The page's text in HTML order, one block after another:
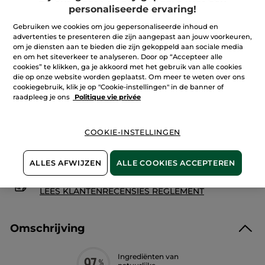
sterren.
Lees
Anti-
Anti-
wallen
oogcontourcrème
Aantal
IN WINKELMANDJE
Bezorging vanaf12/08
Niet tevreden? Geld terug!
Algemene Voorwaarden
LEES HIER DE ALGEMENE VOORWAARDEN
LEES KLANTENRECENSIES REGLEMENT
Omschrijving
Ingrediënten van
personaliseerde ervaring!
Gebruiken we cookies om jou gepersonaliseerde inhoud en
advertenties te presenteren die zijn aangepast aan jouw voorkeuren,
om je diensten aan te bieden die zijn gekoppeld aan sociale media
en om het siteverkeer te analyseren. Door op “Accepteer alle
cookies” te klikken, ga je akkoord met het gebruik van alle cookies
die op onze website worden geplaatst. Om meer te weten over ons
cookiegebruik, klik je op "Cookie-instellingen" in de banner of
raadpleeg je ons
Politique vie privée
COOKIE-INSTELLINGEN
ALLES AFWIJZEN ALLE COOKIES ACCEPTEREN